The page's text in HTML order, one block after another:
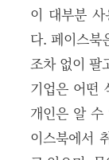
이 대부분 사
다. 페이스북
조차 없이 팔
기업은 어떤
개인은 알 수
이스북에서